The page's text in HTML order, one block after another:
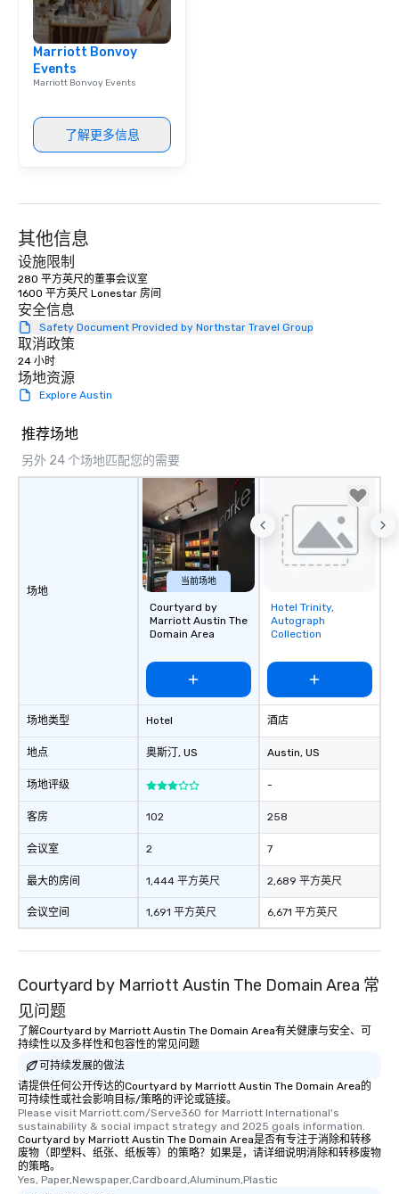
Marriott Bonvoy
Events
Marriott Bonvoy Events
了解更多信息
其他信息
设施限制
280 平方英尺的董事会议室
1600 平方英尺 Lonestar 房间
安全信息
Safety Document Provided by Northstar Travel Group
取消政策
24 小时
场地资源
Explore Austin
推荐场地
另外 24 个场地匹配您的需要
场地
场地类型
地点
场地评级
客房
会议室
最大的房间
会议空间
当前场地
Courtyard by
Marriott Austin The
Domain Area
Hotel
奥斯汀 , US
102
2
1,444 平方英尺
1,691 平方英尺
Removed from
favorites
Hotel Trinity,
Autograph
Collection
酒店
Austin, US
-
258
7
2,689 平方英尺
6,671 平方英尺
Courtyard by Marriott Austin The Domain Area 常
见问题
了解Courtyard by Marriott Austin The Domain Area有关健康与安全、可
持续性以及多样性和包容性的常见问题
可持续发展的做法
请提供任何公开传达的Courtyard by Marriott Austin The Domain Area的
可持续性或社会影响目标/策略的评论或链接。
Please visit Marriott.com/Serve360 for Marriott International's
sustainability & social impact strategy and 2025 goals information.
Courtyard by Marriott Austin The Domain Area是否有专注于消除和转移
废物（即塑料、纸张、纸板等）的策略？如果是，请详细说明消除和转移废物
的策略。
Yes, Paper,Newspaper,Cardboard,Aluminum,Plastic